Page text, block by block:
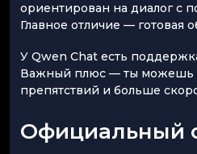
ориентирован на диалог с
Главное отличие — готовая
У Qwen Chat есть
Важный плюс — ты можешь
препятствий и больше
Официальный